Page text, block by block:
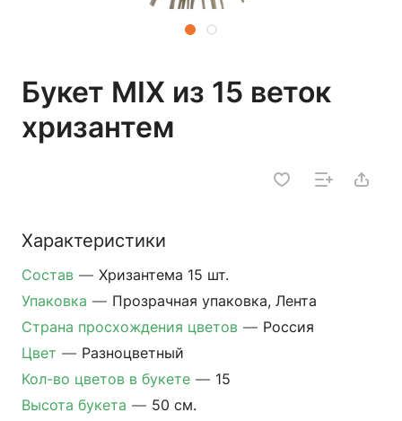
Букет MIX из 15 веток
хризантем
Характеристики
Состав — Хризантема 15 шт.
Упаковка — Прозрачная упаковка, Лента
Страна просхождения цветов — Россия
Цвет — Разноцветный
Кол-во цветов в букете — 15
Высота букета — 50 см.